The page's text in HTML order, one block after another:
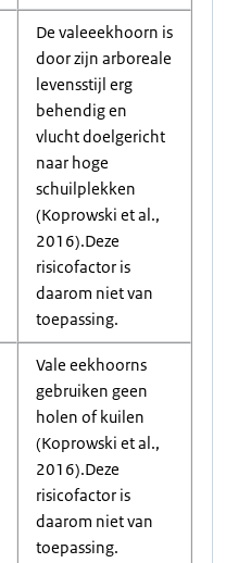
De valeeekhoorn is
door zijn arboreale
levensstijl erg
behendig en
vlucht doelgericht
naar hoge
schuilplekken
(Koprowski et al.,
2016).Deze
risicofactor is
daarom niet van
toepassing.
Vale eekhoorns
gebruiken geen
holen of kuilen
(Koprowski et al.,
2016).Deze
risicofactor is
daarom niet van
toepassing.